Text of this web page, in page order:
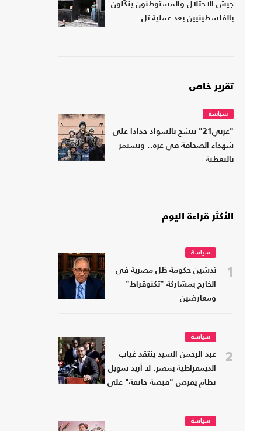
جيش الاحتلال والمستوطنون ينكّلون
بالفلسطينيين بعد عملية تل
تقرير خاص
سياسة
"عربي21" تتشح بالسواد حدادا على
شهداء الصحافة في غزة.. وتستمر
بالتغطية
الأكثر قراءة اليوم
1
سياسة
تدشين حكومة ظل مصرية في
الخارج بمشاركة "تكنوقراط"
ومعارضين
2
سياسة
عبد الرحمن السيد ينتقد غياب
الديمقراطية بمصر: لا أريد تمويل
نظام يفرض "قبضة خانقة" على
سياسة